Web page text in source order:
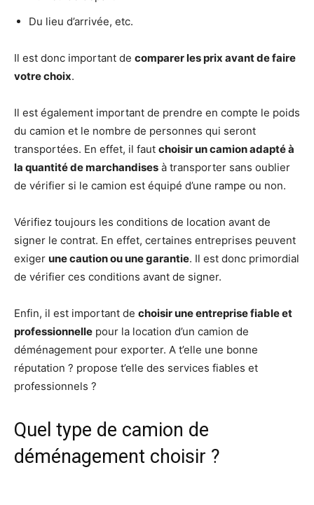
Du lieu d’arrivée, etc.
Il est donc important de comparer les prix avant de faire
votre choix.
Il est également important de prendre en compte le poids
du camion et le nombre de personnes qui seront
transportées. En effet, il faut choisir un camion adapté à
la quantité de marchandises à transporter sans oublier
de vérifier si le camion est équipé d’une rampe ou non.
Vérifiez toujours les conditions de location avant de
signer le contrat. En effet, certaines entreprises peuvent
exiger une caution ou une garantie. Il est donc primordial
de vérifier ces conditions avant de signer.
Enfin, il est important de choisir une entreprise fiable et
professionnelle pour la location d’un camion de
déménagement pour exporter. A t’elle une bonne
réputation ? propose t’elle des services fiables et
professionnels ?
Quel type de camion de
déménagement choisir ?